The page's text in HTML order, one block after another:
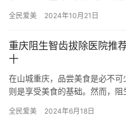
的功能…
全民爱美 2024年10月21日
重庆阻生智齿拔除医院推
十
在山城重庆，品尝美食是必不
则是享受美食的基础。然而，
庆…
全民爱美 2024年6月18日